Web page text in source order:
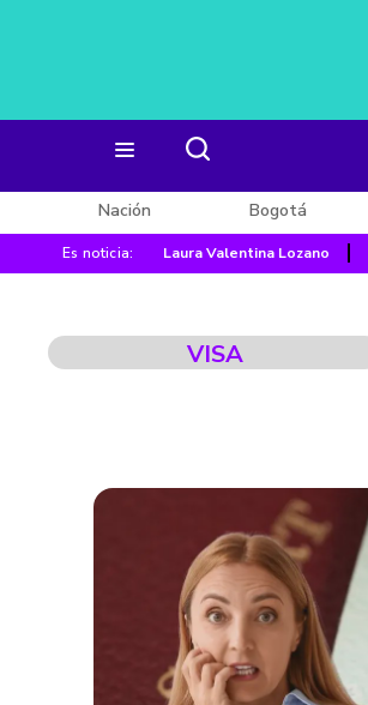
Nación Bogotá
Es noticia: Laura Valentina Lozano
VISA